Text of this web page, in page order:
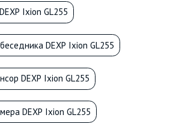
Ixion GL255
DEXP Ixion GL255
DEXP Ixion GL255
DEXP Ixion GL255